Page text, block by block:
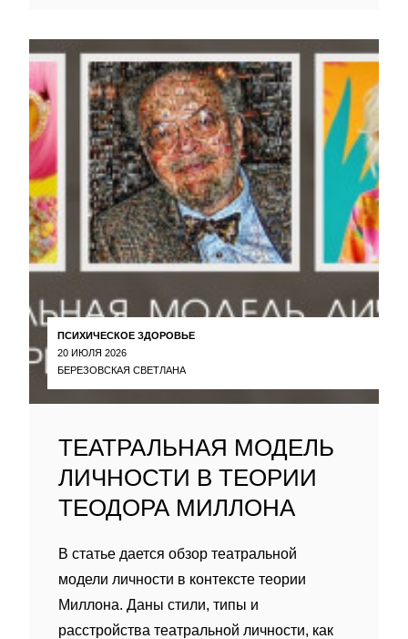
ПСИХИЧЕСКОЕ ЗДОРОВЬЕ
20 ИЮЛЯ 2026
БЕРЕЗОВСКАЯ СВЕТЛАНА
ТЕАТРАЛЬНАЯ МОДЕЛЬ
ЛИЧНОСТИ В ТЕОРИИ
ТЕОДОРА МИЛЛОНА
В статье дается обзор театральной
модели личности в контексте теории
Миллона. Даны стили, типы и
расстройства театральной личности, как